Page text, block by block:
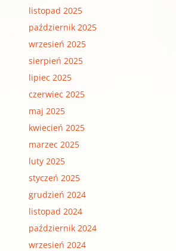
listopad 2025
październik 2025
wrzesień 2025
sierpień 2025
lipiec 2025
czerwiec 2025
maj 2025
kwiecień 2025
marzec 2025
luty 2025
styczeń 2025
grudzień 2024
listopad 2024
październik 2024
wrzesień 2024